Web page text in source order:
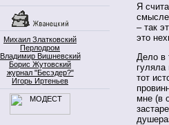
Михаил Златковский
Перлодром
Владимир Вишневский
Борис Жутовский
журнал "Бесэдер?"
Игорь Иртеньев
Я
смысле
– так
это
Дело в
тот
мне (в